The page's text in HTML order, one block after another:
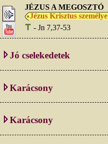
JÉZUS A MEGOSZTÓ
Jézus Krisztus személye
- Jn 7,37-53
Jó cselekedetek
Karácsony
Karácsony